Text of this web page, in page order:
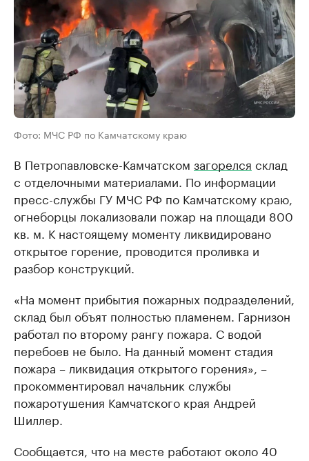
Фото: МЧС РФ по Камчатскому краю
В Петропавловске-Камчатском загорелся склад
с отделочными материалами. По информации
пресс-службы ГУ МЧС РФ по Камчатскому краю,
огнеборцы локализовали пожар на площади 800
кв. м. К настоящему моменту ликвидировано
открытое горение, проводится проливка и
разбор конструкций.
«На момент прибытия пожарных подразделений,
склад был объят полностью пламенем. Гарнизон
работал по второму рангу пожара. С водой
перебоев не было. На данный момент стадия
пожара – ликвидация открытого горения», –
прокомментировал начальник службы
пожаротушения Камчатского края Андрей
Шиллер.
Сообщается, что на месте работают около 40